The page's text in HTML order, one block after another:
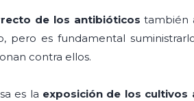
de los antibióticos también
pero es fundamental
contra ellos.
es la exposición de los cultivos